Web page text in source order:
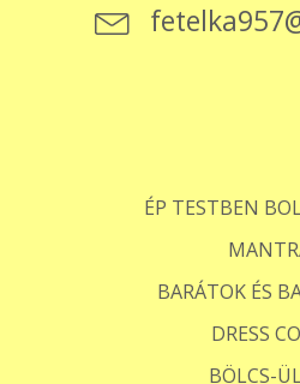
ÉP TESTBEN
BARÁTOK ÉS
DRESS
BÖLCS-